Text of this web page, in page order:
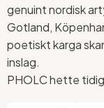
genuint nordisk
Gotland,
poetiskt karga
inslag.
PHOLC hette